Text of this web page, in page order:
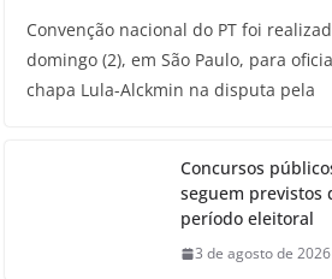
Convenção nacional do PT foi
domingo (2), em São Paulo, para
chapa Lula-Alckmin na disputa pela
Concursos
seguem previstos
período eleitoral
3 de agosto de 2026